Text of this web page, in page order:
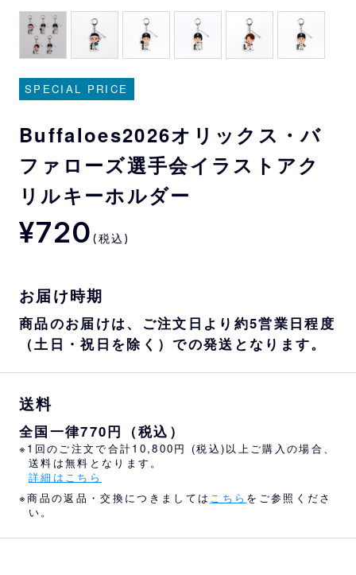
SPECIAL PRICE
Buffaloes2026オリックス・バ
ファローズ選手会イラストアク
リルキーホルダー
¥720 (税込)
お届け時期
商品のお届けは、ご注文日より約5営業日程度
（土日・祝日を除く）での発送となります。
送料
全国一律770円（税込）
※1回のご注文で合計10,800円 (税込)以上ご購入の場合、
送料は無料となります。
詳細はこちら
※商品の返品・交換につきましては こちら をご参照くださ
い。